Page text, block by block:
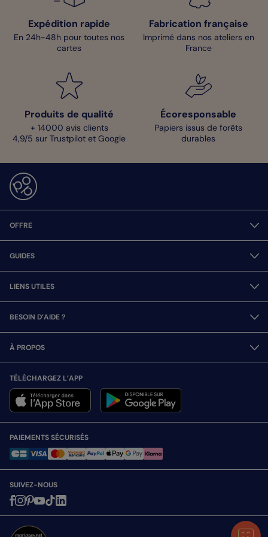
Expédition rapide
En 24h-48h pour toutes nos
cartes
Fabrication française
Imprimé dans nos ateliers en
France
Produits de qualité
+ 14000 avis clients
4,9/5 sur Trustpilot et Google
Écoresponsable
Papiers issus de forêts
durables
OFFRE
GUIDES
LIENS UTILES
BESOIN D’AIDE ?
À PROPOS
TÉLÉCHARGEZ L’APP
PAIEMENTS SÉCURISÉS
SUIVEZ-NOUS